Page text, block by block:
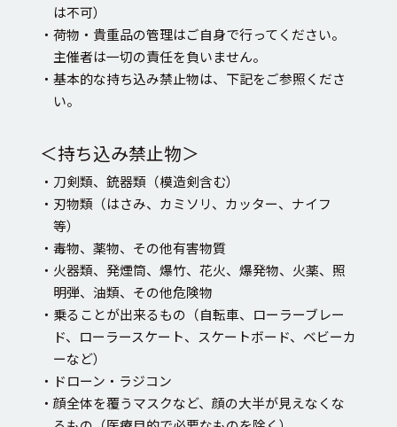
は不可）
・荷物・貴重品の管理はご自身で行ってください。
主催者は一切の責任を負いません。
・基本的な持ち込み禁止物は、下記をご参照くださ
い。
＜持ち込み禁止物＞
・刀剣類、銃器類（模造剣含む）
・刃物類（はさみ、カミソリ、カッター、ナイフ
等）
・毒物、薬物、その他有害物質
・火器類、発煙筒、爆竹、花火、爆発物、火薬、照
明弾、油類、その他危険物
・乗ることが出来るもの（自転車、ローラーブレー
ド、ローラースケート、スケートボード、ベビーカ
ーなど）
・ドローン・ラジコン
・顔全体を覆うマスクなど、顔の大半が見えなくな